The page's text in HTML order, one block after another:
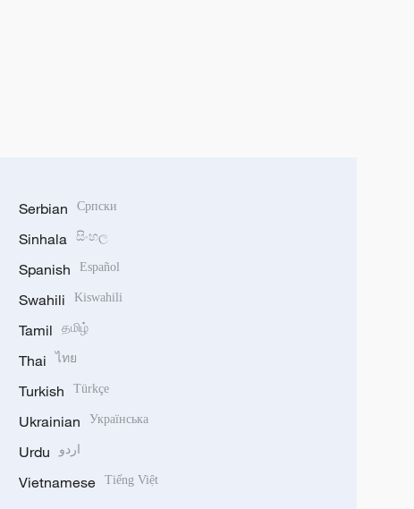
Serbian Српски
Sinhala සිංහල
Spanish Español
Swahili Kiswahili
Tamil தமிழ்
Thai ไทย
Turkish Türkçe
Ukrainian Українська
Urdu اردو
Vietnamese Tiếng Việt